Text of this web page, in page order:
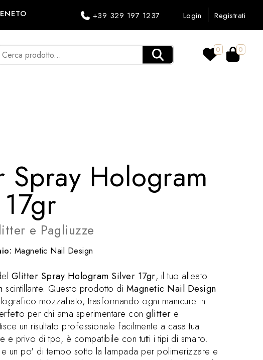
+39 329 197 1237 Login Registrati
0 0
Spray Hologram
e Pagliuzze
Magnetic Nail Design
Glitter Spray Hologram Silver 17gr, il tuo alleato
scintillante. Questo prodotto di Magnetic Nail Design
mozzafiato, trasformando ogni manicure in
per chi ama sperimentare conglitter e
un risultato professionale facilmente a casa tua.
e privo di tpo, è compatibile con tutti i tipi di smalto.
e un po' di tempo sotto la lampada per polimerizzare e